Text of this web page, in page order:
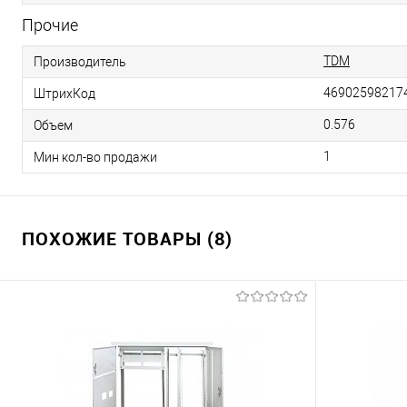
Прочие
Производитель TDM
ШтрихКод
Объем 0.576
Мин кол-во продажи 1
ПОХОЖИЕ ТОВАРЫ (8)